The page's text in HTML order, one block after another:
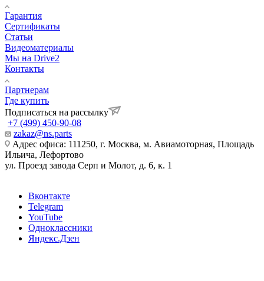
Гарантия
Сертификаты
Статьи
Видеоматериалы
Мы на Drive2
Контакты
Партнерам
Где купить
Подписаться на рассылку
+7 (499) 450-90-08
zakaz@ns.parts
Адрес офиса: 111250, г. Москва, м. Авиамоторная, Площадь
Ильича, Лефортово
ул. Проезд завода Серп и Молот, д. 6, к. 1
Вконтакте
Telegram
YouTube
Одноклассники
Яндекс.Дзен